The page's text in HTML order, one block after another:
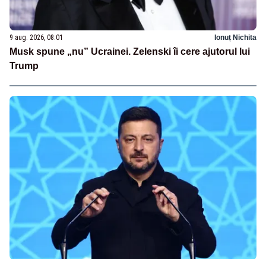
9 aug. 2026, 08:01 Ionuț Nichita
Musk spune „nu” Ucrainei. Zelenski îi cere ajutorul lui
Trump